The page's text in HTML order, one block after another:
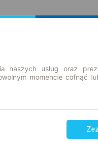
naszych usług oraz
momencie cofnąć